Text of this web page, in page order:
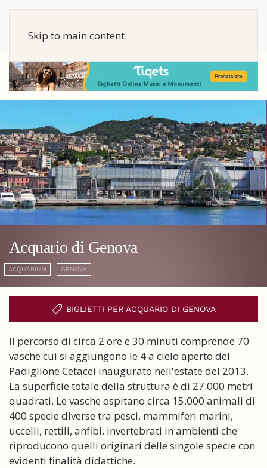
Skip to main content
Acquario di Genova
ACQUARIUM GENOVA
BIGLIETTI PER ACQUARIO DI GENOVA
Il percorso di circa 2 ore e 30 minuti comprende 70
vasche cui si aggiungono le 4 a cielo aperto del
Padiglione Cetacei inaugurato nell'estate del 2013.
La superficie totale della struttura è di 27.000 metri
quadrati. Le vasche ospitano circa 15.000 animali di
400 specie diverse tra pesci, mammiferi marini,
uccelli, rettili, anfibi, invertebrati in ambienti che
riproducono quelli originari delle singole specie con
evidenti finalità didattiche.